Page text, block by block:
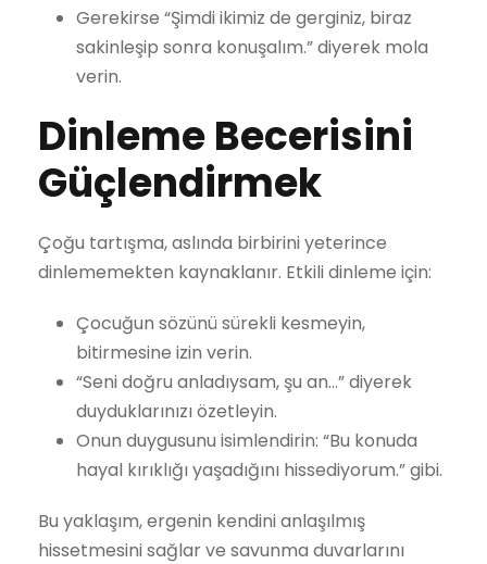
Gerekirse “Şimdi ikimiz de gerginiz, biraz
sakinleşip sonra konuşalım.” diyerek mola
verin.
Dinleme Becerisini
Güçlendirmek
Çoğu tartışma, aslında birbirini yeterince
dinlememekten kaynaklanır. Etkili dinleme için:
Çocuğun sözünü sürekli kesmeyin,
bitirmesine izin verin.
“Seni doğru anladıysam, şu an…” diyerek
duyduklarınızı özetleyin.
Onun duygusunu isimlendirin: “Bu konuda
hayal kırıklığı yaşadığını hissediyorum.” gibi.
Bu yaklaşım, ergenin kendini anlaşılmış
hissetmesini sağlar ve savunma duvarlarını